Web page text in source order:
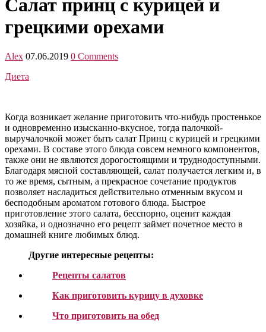
Салат принц с курицей и
грецкими орехами
Alex 07.06.2019 0 Comments
Диета
Когда возникает желание приготовить что-нибудь простенькое
и одновременно изысканно-вкусное, тогда палочкой-
выручалочкой может быть салат Принц с курицей и грецкими
орехами. В составе этого блюда совсем немного компонентов,
также они не являются дорогостоящими и труднодоступными.
Благодаря мясной составляющей, салат получается легким и, в
то же время, сытным, а прекрасное сочетание продуктов
позволяет насладиться действительно отменным вкусом и
бесподобным ароматом готового блюда. Быстрое
приготовление этого салата, бесспорно, оценит каждая
хозяйка, и однозначно его рецепт займет почетное место в
домашней книге любимых блюд.
Другие интересные рецепты:
Рецепты салатов
Как приготовить курицу в духовке
Что приготовить на обед